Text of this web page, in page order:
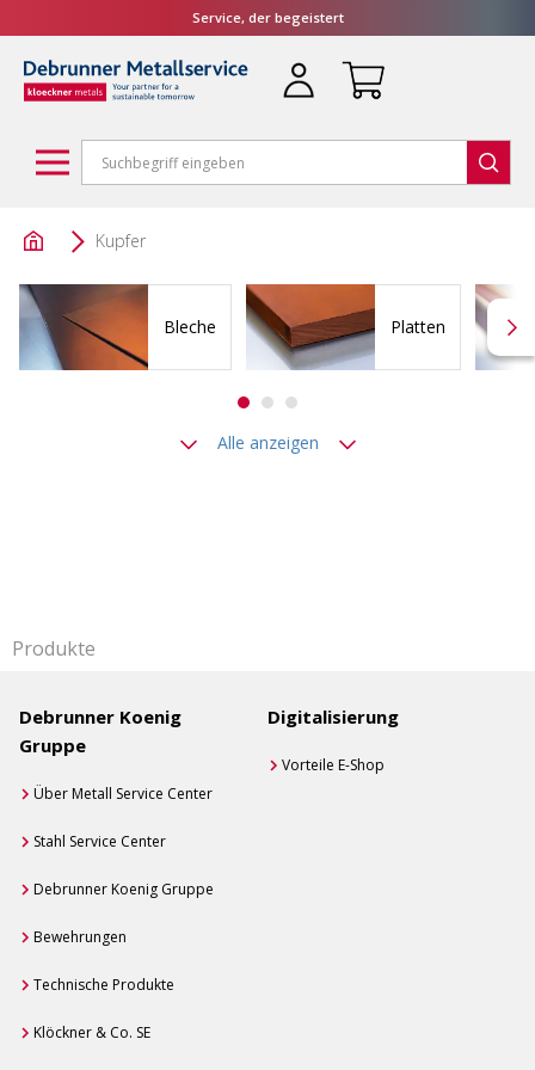
Service, der begeistert
Kupfer
Bleche Platten
Alle anzeigen
Produkte
Debrunner Koenig
Gruppe
Über Metall Service Center
Stahl Service Center
Debrunner Koenig Gruppe
Bewehrungen
Technische Produkte
Klöckner & Co. SE
Digitalisierung
Vorteile E-Shop